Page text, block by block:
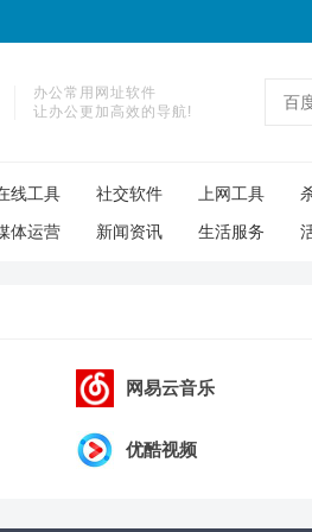
办公常用网址软件
让办公更加高效的导航!
线工具 社交软件 上网工具
体运营 新闻资讯 生活服务
网易云音乐
优酷视频